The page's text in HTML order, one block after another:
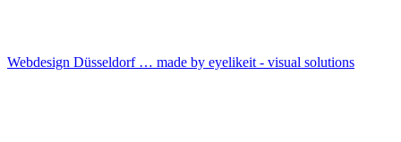
Webdesign Düsseldorf … made by eyelikeit - visual solutions